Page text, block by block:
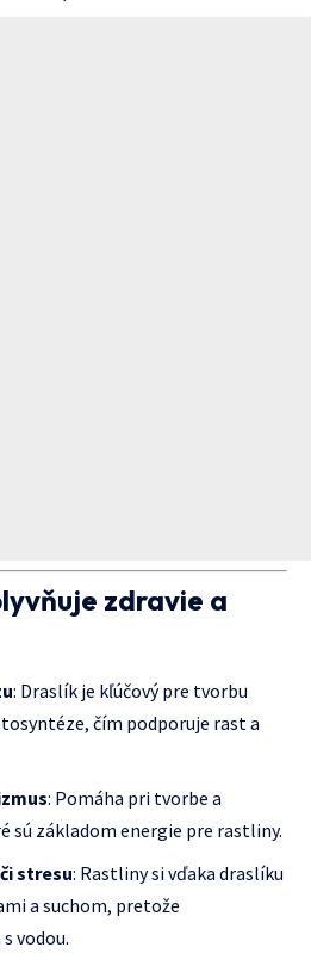
zdravie a
: Draslík je kľúčový pre tvorbu
čím podporuje rast a
: Pomáha pri tvorbe a
sú základom energie pre rastliny.
stresu: Rastliny si vďaka draslíku
a suchom, pretože
vodou.